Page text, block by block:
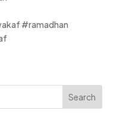
#ramadhan
Search